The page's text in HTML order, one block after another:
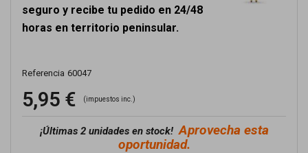
seguro y recibe tu pedido en 24/48
horas en territorio peninsular.
Referencia 60047
5,95 € (impuestos inc.)
¡Últimas 2 unidades en stock!Aprovecha esta
oportunidad.